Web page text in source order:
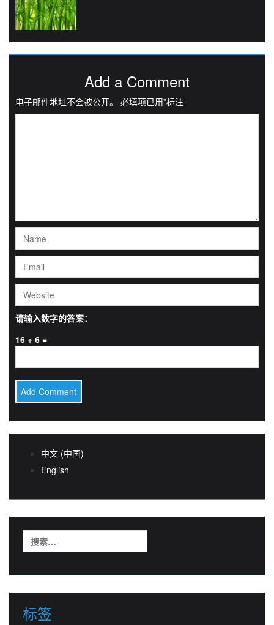
Add a Comment
电子邮件地址不会被公开。 必填项已用*标注
请输入数字的答案：
16 + 6 =
中文 (中国)
English
索：
标签